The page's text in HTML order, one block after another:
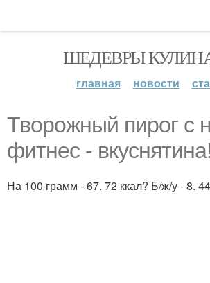
ШЕДЕВРЫ
главная новости
Творожный пирог с
фитнес - вкуснятина!
На 100 грамм - 67. 72 ккал? Б/ж/у - 8.